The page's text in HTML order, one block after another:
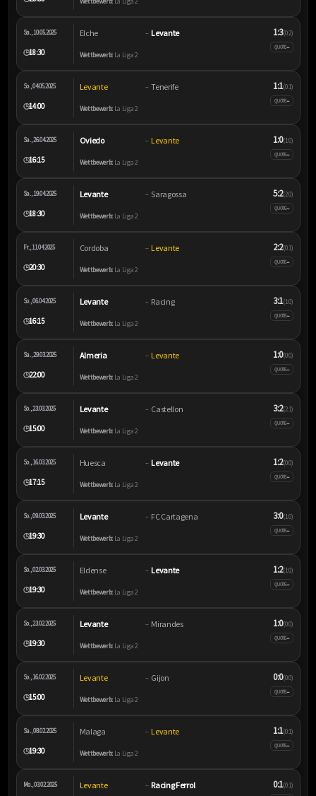
Sa., 10.05.2025
🕒18:30
Elche – Levante
Wettbewerb:La Liga 2
1:3(0:2)
QUOTE–
So., 04.05.2025
🕒14:00
Levante – Tenerife
Wettbewerb:La Liga 2
1:1(0:1)
QUOTE–
Sa., 26.04.2025
🕒16:15
Oviedo – Levante
Wettbewerb:La Liga 2
1:0(1:0)
QUOTE–
Sa., 19.04.2025
🕒18:30
Levante – Saragossa
Wettbewerb:La Liga 2
5:2(2:0)
QUOTE–
Fr., 11.04.2025
🕒20:30
Cordoba – Levante
Wettbewerb:La Liga 2
2:2(0:1)
QUOTE–
So., 06.04.2025
🕒16:15
Levante – Racing
Wettbewerb:La Liga 2
3:1(1:0)
QUOTE–
Sa., 29.03.2025
🕒22:00
Almeria – Levante
Wettbewerb:La Liga 2
1:0(0:0)
QUOTE–
So., 23.03.2025
🕒15:00
Levante – Castellon
Wettbewerb:La Liga 2
3:2(2:1)
QUOTE–
So., 16.03.2025
🕒17:15
Huesca – Levante
Wettbewerb:La Liga 2
1:2(0:0)
QUOTE–
So., 09.03.2025
🕒19:30
Levante – FC Cartagena
Wettbewerb:La Liga 2
3:0(1:0)
QUOTE–
So., 02.03.2025
🕒19:30
Eldense – Levante
Wettbewerb:La Liga 2
1:2(1:0)
QUOTE–
So., 23.02.2025
🕒19:30
Levante – Mirandes
Wettbewerb:La Liga 2
1:0(0:0)
QUOTE–
So., 16.02.2025
🕒15:00
Levante – Gijon
Wettbewerb:La Liga 2
0:0(0:0)
QUOTE–
Sa., 08.02.2025
🕒19:30
Malaga – Levante
Wettbewerb:La Liga 2
1:1(0:1)
QUOTE–
Mo., 03.02.2025 Levante – Racing Ferrol 0:1(0:1)